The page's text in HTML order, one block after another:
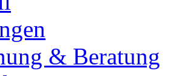
& Beratung